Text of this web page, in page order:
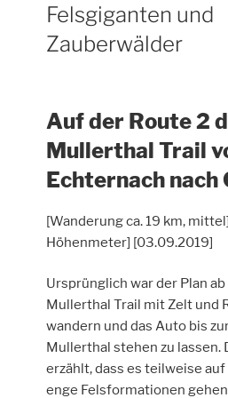
Felsgiganten und
Zauberwälder
Auf der Route 2
Mullerthal Trail
Echternach nach
[Wanderung ca. 19 km,
Höhenmeter] [03.09.2019]
Ursprünglich war der Plan
Mullerthal Trail mit Zelt und
wandern und das Auto bis
Mullerthal stehen zu lassen.
erzählt, dass es teilweise
enge Felsformationen